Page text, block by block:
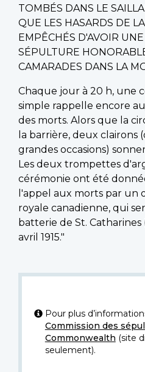
TOMBÉS DANS LE
QUE LES HASARDS DE
EMPÊCHÉS D'AVOIR
SÉPULTURE
CAMARADES DANS LA
Chaque jour à 20 h, une
simple rappelle encore
des morts. Alors que la
la barrière, deux clairons
grandes occasions)
Les deux trompettes
cérémonie ont été
l'appel aux morts par un
royale canadienne, qui
batterie de St. Catharines
avril 1915."
Pour plus
Commission des
Commonwealth (site
seulement).